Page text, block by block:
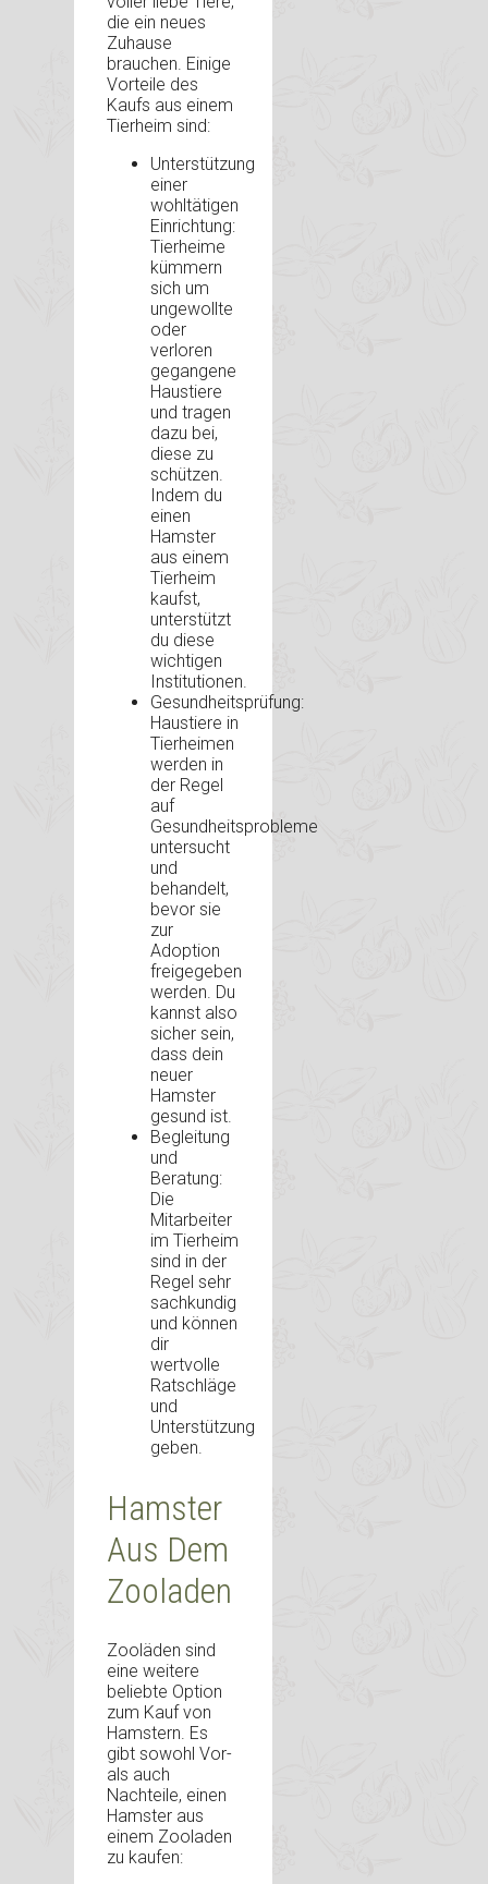
die ein neues
Zuhause
brauchen. Einige
Vorteile des
Kaufs aus einem
Tierheim sind:
Unterstützung
einer
wohltätigen
Einrichtung:
Tierheime
kümmern
sich um
ungewollte
oder
verloren
gegangene
Haustiere
und tragen
dazu bei,
diese zu
schützen.
Indem du
einen
Hamster
aus einem
Tierheim
kaufst,
unterstützt
du diese
wichtigen
Institutionen.
Gesundheitsprüfung:
Haustiere in
Tierheimen
werden in
der Regel
auf
Gesundheitsprobleme
untersucht
und
behandelt,
bevor sie
zur
Adoption
freigegeben
werden. Du
kannst also
sicher sein,
dass dein
neuer
Hamster
gesund ist.
Begleitung
und
Beratung:
Die
Mitarbeiter
im Tierheim
sind in der
Regel sehr
sachkundig
und können
dir
wertvolle
Ratschläge
und
Unterstützung
geben.
Hamster
Aus Dem
Zooladen
Zooläden sind
eine weitere
beliebte Option
zum Kauf von
Hamstern. Es
gibt sowohl Vor-
als auch
Nachteile, einen
Hamster aus
einem Zooladen
zu kaufen: